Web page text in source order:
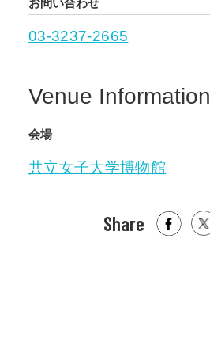
お問い合わせ
03-3237-2665
Venue Information
会場
共立女子大学博物館
Share